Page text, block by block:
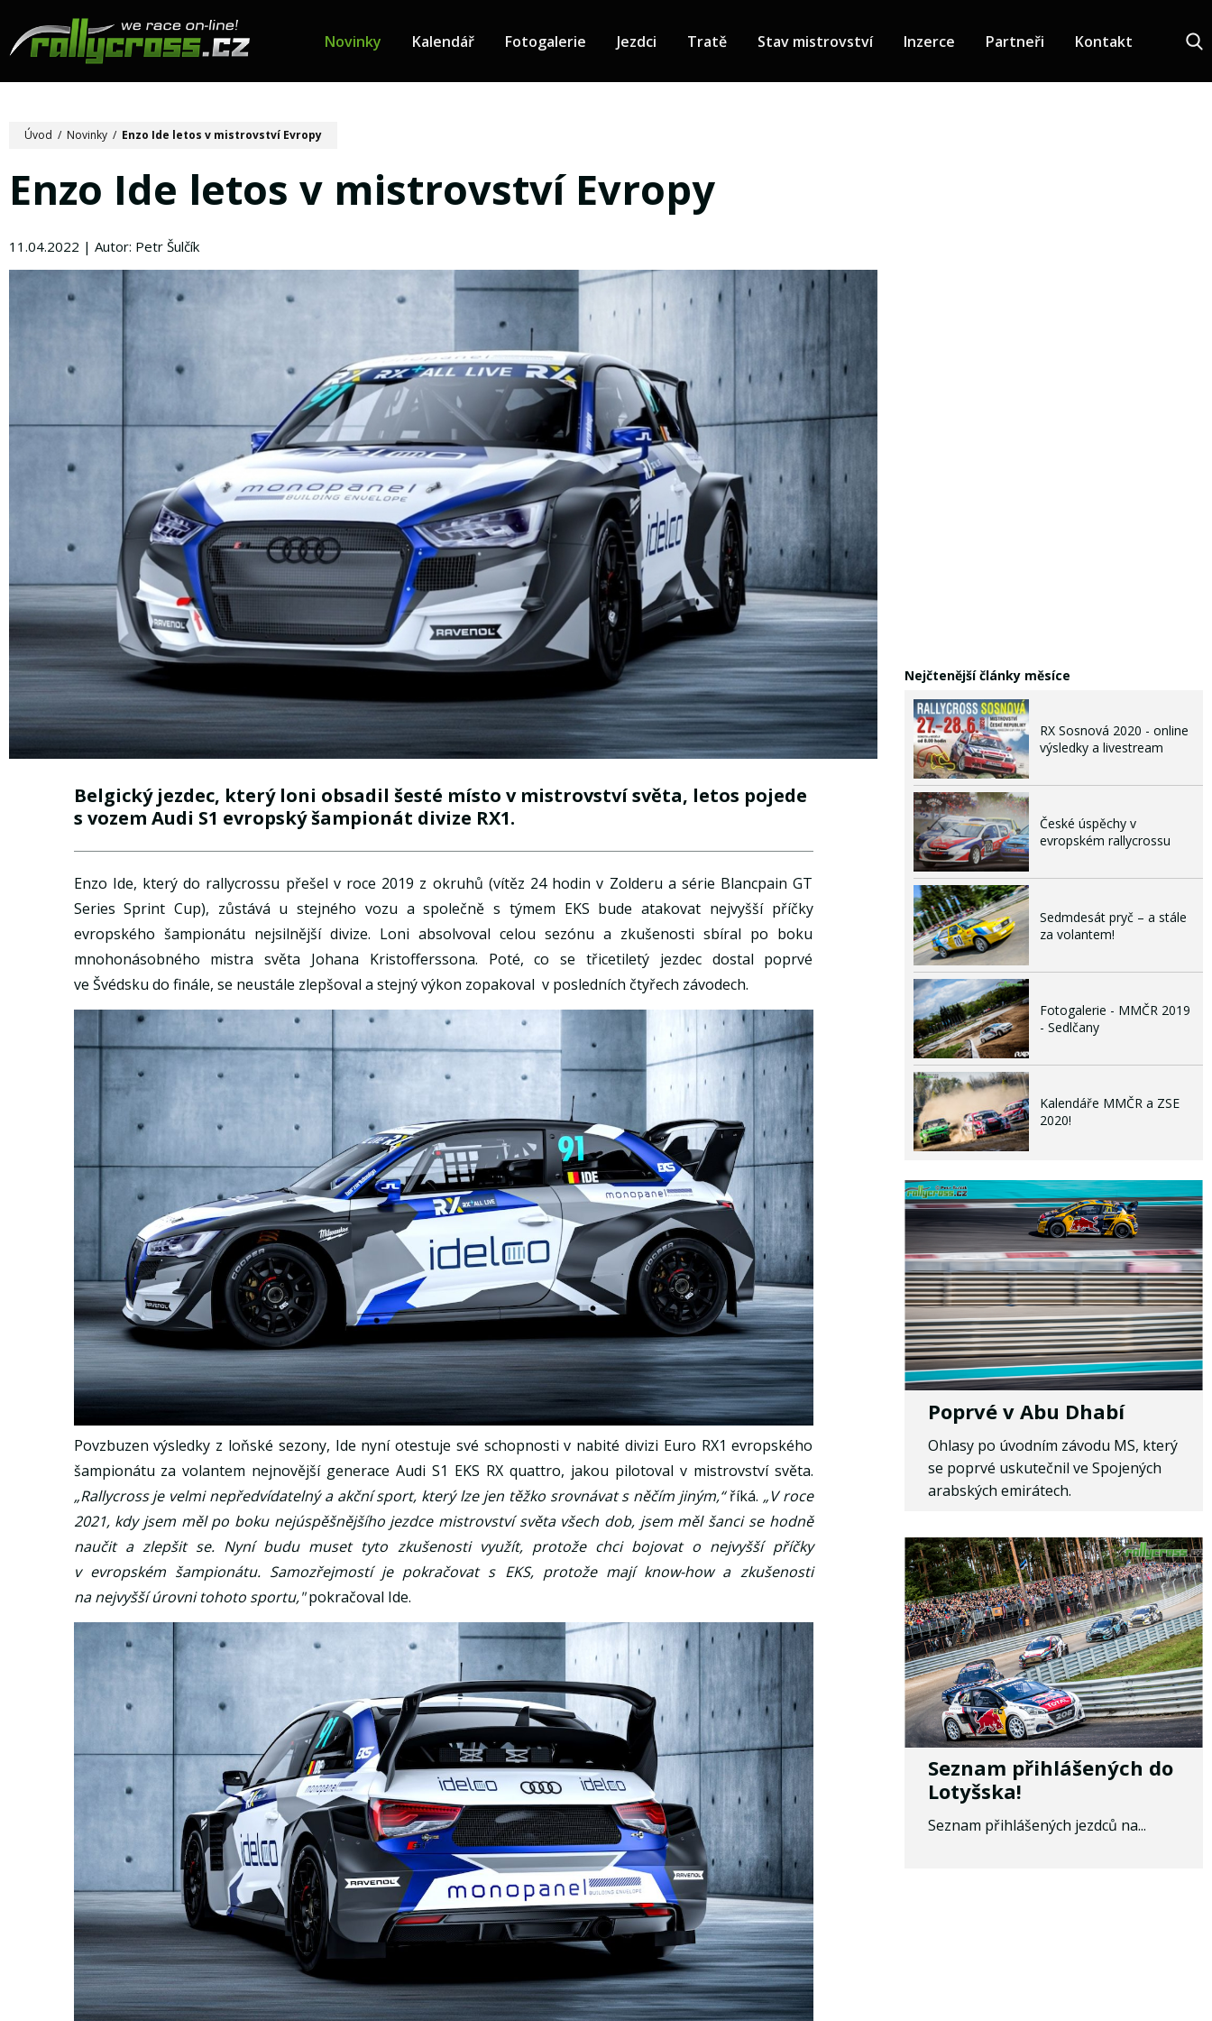
Novinky Kalendář Fotogalerie Jezdci Tratě Stav mistrovství Inzerce Partneři Kontakt
Úvod / Novinky / Enzo Ide letos v mistrovství Evropy
Enzo Ide letos v mistrovství Evropy
11.04.2022 | Autor: Petr Šulčík
Belgický jezdec, který loni obsadil šesté místo v mistrovství světa, letos pojede
s vozem Audi S1 evropský šampionát divize RX1.
Enzo Ide, který do rallycrossu přešel v roce 2019 z okruhů (vítěz 24 hodin v Zolderu a série Blancpain GT
Series Sprint Cup), zůstává u stejného vozu a společně s týmem EKS bude atakovat nejvyšší příčky
evropského šampionátu nejsilnější divize. Loni absolvoval celou sezónu a zkušenosti sbíral po boku
mnohonásobného mistra světa Johana Kristofferssona. Poté, co se třicetiletý jezdec dostal poprvé
ve Švédsku do finále, se neustále zlepšoval a stejný výkon zopakoval v posledních čtyřech závodech.
Povzbuzen výsledky z loňské sezony, Ide nyní otestuje své schopnosti v nabité divizi Euro RX1 evropského
šampionátu za volantem nejnovější generace Audi S1 ​​EKS RX quattro, jakou pilotoval v mistrovství světa.
„Rallycross je velmi nepředvídatelný a akční sport, který lze jen těžko srovnávat s něčím jiným,“říká. „V roce
2021, kdy jsem měl po boku nejúspěšnějšího jezdce mistrovství světa všech dob, jsem měl šanci se hodně
naučit a zlepšit se. Nyní budu muset tyto zkušenosti využít, protože chci bojovat o nejvyšší příčky
v evropském šampionátu. Samozřejmostí je pokračovat s EKS, protože mají know-how a zkušenosti
na nejvyšší úrovni tohoto sportu,"pokračoval Ide.
Nejčtenější články měsíce
RX Sosnová 2020 - online
výsledky a livestream
České úspěchy v
evropském rallycrossu
Sedmdesát pryč – a stále
za volantem!
Fotogalerie - MMČR 2019
- Sedlčany
Kalendáře MMČR a ZSE
2020!
Poprvé v Abu Dhabí
Ohlasy po úvodním závodu MS, který
se poprvé uskutečnil ve Spojených
arabských emirátech.
Seznam přihlášených do
Lotyšska!
Seznam přihlášených jezdců na...